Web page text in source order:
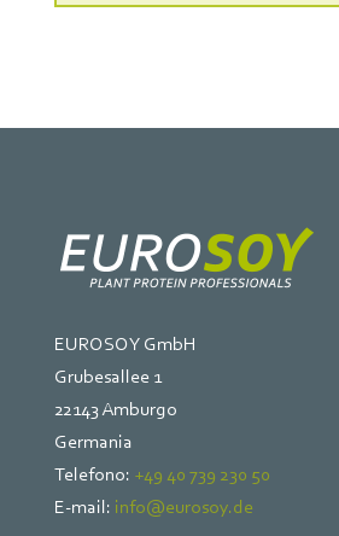
EUROSOY GmbH
Grubesallee 1
22143 Amburgo
Germania
Telefono: +49 40 739 230 50
E-mail: info@eurosoy.de